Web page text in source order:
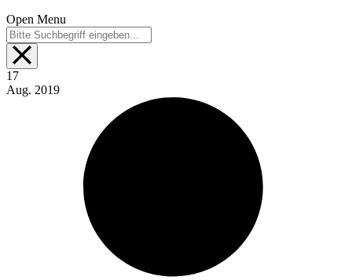
Open Menu
17
Aug. 2019